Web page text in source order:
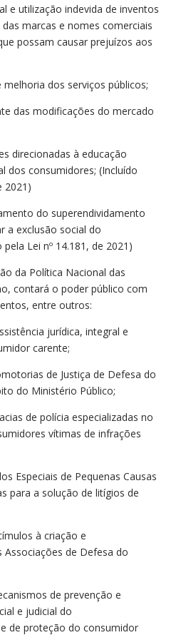
e utilização indevida de inventos
marcas e nomes comerciais
possam causar prejuízos aos
melhoria dos serviços públicos;
das modificações do mercado
direcionadas à educação
dos consumidores; (Incluído
2021)
do superendividamento
a exclusão social do
Lei nº 14.181, de 2021)
da Política Nacional das
contará o poder público com
entre outros:
jurídica, integral e
carente;
de Justiça de Defesa do
do Ministério Público;
de polícia especializadas no
vítimas de infrações
Especiais de Pequenas Causas
para a solução de litígios de
à criação e
de Defesa do
de prevenção e
e judicial do
de proteção do consumidor